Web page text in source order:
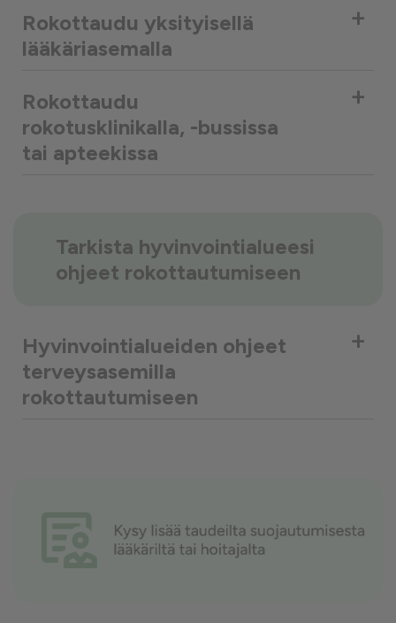
Rokottaudu yksityisellä
lääkäriasemalla
+
Rokottaudu
rokotusklinikalla, -bussissa
tai apteekissa
+
Tarkista hyvinvointialueesi
ohjeet rokottautumiseen
Hyvinvointialueiden ohjeet
terveysasemilla
rokottautumiseen
+